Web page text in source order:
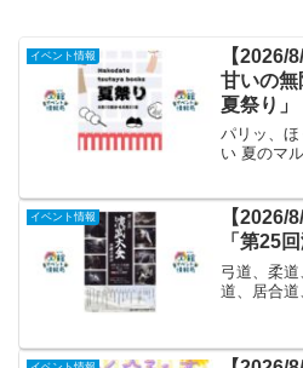
イベント情報
【2026/
甘いの
夏祭り」
パリッ、
い 夏のマ
イベント情報
【2026/
「第25
弓道、柔
道、居合